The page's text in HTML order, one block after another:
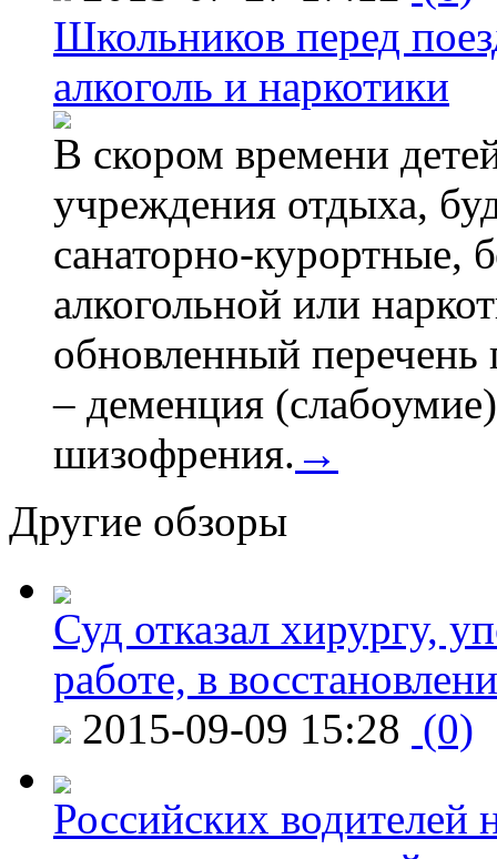
Школьников перед
алкоголь и наркотики
В скором времени
учреждения отдыха,
санаторно-курортные,
алкогольной или
обновленный
– деменция
шизофрения. →
Другие обзоры
Суд отказал хирургу,
работе, в
2015-09-09 15:28 (0)
Российских водителей